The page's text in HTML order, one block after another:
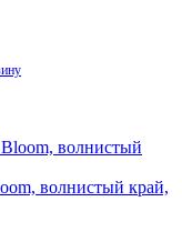
волнистый край,